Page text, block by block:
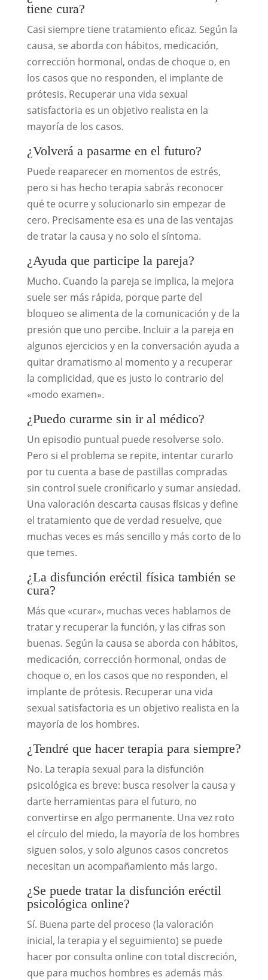
tiene cura?
Casi siempre tiene tratamiento eficaz. Según la
causa, se aborda con hábitos, medicación,
corrección hormonal, ondas de choque o, en
los casos que no responden, el implante de
prótesis. Recuperar una vida sexual
satisfactoria es un objetivo realista en la
mayoría de los casos.
¿Volverá a pasarme en el futuro?
Puede reaparecer en momentos de estrés,
pero si has hecho terapia sabrás reconocer
qué te ocurre y solucionarlo sin empezar de
cero. Precisamente esa es una de las ventajas
de tratar la causa y no solo el síntoma.
¿Ayuda que participe la pareja?
Mucho. Cuando la pareja se implica, la mejora
suele ser más rápida, porque parte del
bloqueo se alimenta de la comunicación y de la
presión que uno percibe. Incluir a la pareja en
algunos ejercicios y en la conversación ayuda a
quitar dramatismo al momento y a recuperar
la complicidad, que es justo lo contrario del
«modo examen».
¿Puedo curarme sin ir al médico?
Un episodio puntual puede resolverse solo.
Pero si el problema se repite, intentar curarlo
por tu cuenta a base de pastillas compradas
sin control suele cronificarlo y sumar ansiedad.
Una valoración descarta causas físicas y define
el tratamiento que de verdad resuelve, que
muchas veces es más sencillo y más corto de lo
que temes.
¿La disfunción eréctil física también se
cura?
Más que «curar», muchas veces hablamos de
tratar y recuperar la función, y las cifras son
buenas. Según la causa se aborda con hábitos,
medicación, corrección hormonal, ondas de
choque o, en los casos que no responden, el
implante de prótesis. Recuperar una vida
sexual satisfactoria es un objetivo realista en la
mayoría de los hombres.
¿Tendré que hacer terapia para siempre?
No. La terapia sexual para la disfunción
psicológica es breve: busca resolver la causa y
darte herramientas para el futuro, no
convertirse en algo permanente. Una vez roto
el círculo del miedo, la mayoría de los hombres
siguen solos, y solo algunos casos concretos
necesitan un acompañamiento más largo.
¿Se puede tratar la disfunción eréctil
psicológica online?
Sí. Buena parte del proceso (la valoración
inicial, la terapia y el seguimiento) se puede
hacer por consulta online con total discreción,
que para muchos hombres es además más